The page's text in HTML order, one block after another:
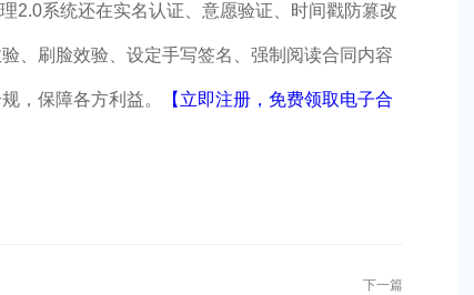
系统还在实名认证、意愿验证、时间戳防篡改
、刷脸效验、设定手写签名、强制阅读合同内容
，保障各方利益。 【立即注册，免费领取电子合
下一篇